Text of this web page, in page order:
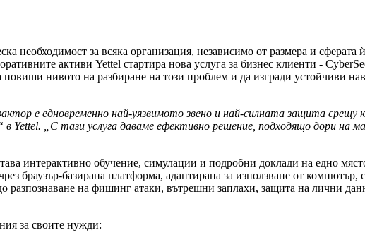
необходимост за всяка организация, независимо от размера и сферата
активи Yettel стартира нова услуга за бизнес клиенти -
нивото на разбиране на този проблем и да изгради устойчиви
е едновременно най-уязвимото звено и най-силната защита срещу
Yettel. „С тази услуга даваме ефективно решение, подходящо дори на
интерактивно обучение, симулации и подробни доклади на едно
браузър-базирана платформа, адаптирана за използване от
на фишинг атаки, вътрешни заплахи, защита на лични
за своите нужди: